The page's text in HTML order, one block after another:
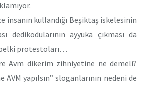
insanın kullandığı Beşiktaş iskelesinin
dedikodularının ayyuka çıkması da
protestoları…
Avm dikerim zihniyetine ne demeli?
AVM yapılsın” sloganlarının nedeni de